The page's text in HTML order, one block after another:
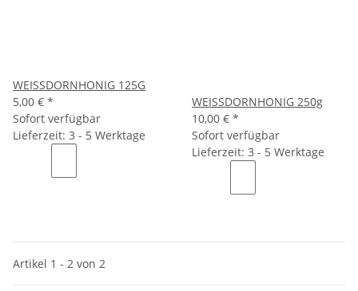
WEISSDORNHONIG 125G
5,00 € *
Sofort verfügbar
Lieferzeit: 3 - 5 Werktage
WEISSDORNHONIG 250g
10,00 € *
Sofort verfügbar
Lieferzeit: 3 - 5 Werktage
Artikel 1 - 2 von 2